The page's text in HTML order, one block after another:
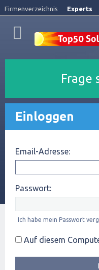
Firmenverzeichnis Experts
Frage
Einloggen
Email-Adresse:
Passwort:
Ich habe mein Passwort
Auf diesem